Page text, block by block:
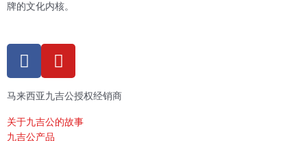
牌的文化内核。
F
a
e
b
o
Y
o
u
t
u
马来西亚九吉公授权经销商
关于九吉公的故事
九吉公产品